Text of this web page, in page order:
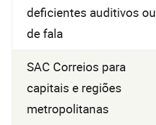
deficientes auditivos ou
de fala
SAC Correios para
capitais e regiões
metropolitanas